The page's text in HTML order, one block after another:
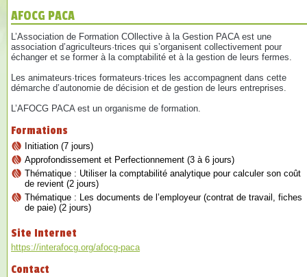
AFOCG PACA
L’Association de Formation COllective à la Gestion PACA est une
association d’agriculteurs·trices qui s’organisent collectivement pour
échanger et se former à la comptabilité et à la gestion de leurs fermes.
Les animateurs·trices formateurs·trices les accompagnent dans cette
démarche d’autonomie de décision et de gestion de leurs entreprises.
L’AFOCG PACA est un organisme de formation.
Formations
Initiation (7 jours)
Approfondissement et Perfectionnement (3 à 6 jours)
Thématique : Utiliser la comptabilité analytique pour calculer son coût
de revient (2 jours)
Thématique : Les documents de l’employeur (contrat de travail, fiches
de paie) (2 jours)
Site Internet
https://interafocg.org/afocg-paca
Contact